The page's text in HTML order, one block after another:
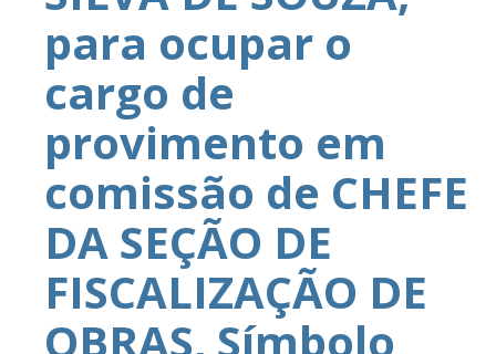
para ocupar o
cargo de
provimento em
comissão de CHEFE
DA SEÇÃO DE
FISCALIZAÇÃO DE
OBRAS, Símbolo